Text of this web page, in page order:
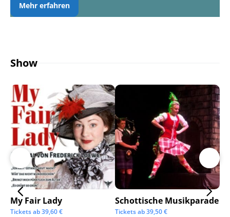
Mehr erfahren
Show
My Fair Lady
Tickets ab39,60€
Schottische Musikparade
Tickets ab39,50€